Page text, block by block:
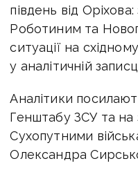
південь від
Роботиним та
ситуації на
у аналітичній
Аналітики
Генштабу ЗСУ та на
Сухопутними
Олександра